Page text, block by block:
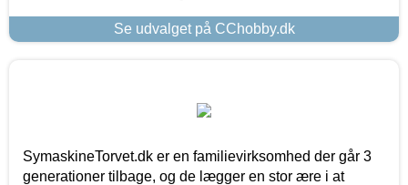
Se udvalget på CChobby.dk
SymaskineTorvet.dk er en familievirksomhed der går 3
generationer tilbage, og de lægger en stor ære i at